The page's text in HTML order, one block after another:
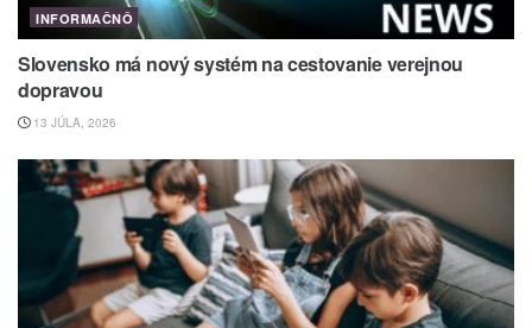
INFORMAČNÔ
Slovensko má nový systém na cestovanie verejnou
dopravou
13 JÚLA, 2026